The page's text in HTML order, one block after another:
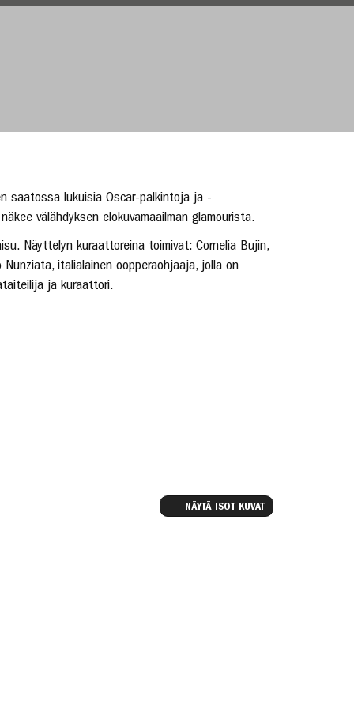
saatossa lukuisia Oscar-palkintoja ja -
välähdyksen elokuvamaailman glamourista.
Näyttelyn kuraattoreina toimivat: Cornelia Bujin,
italialainen oopperaohjaaja, jolla on
ja kuraattori.
NÄYTÄ ISOT KUVAT